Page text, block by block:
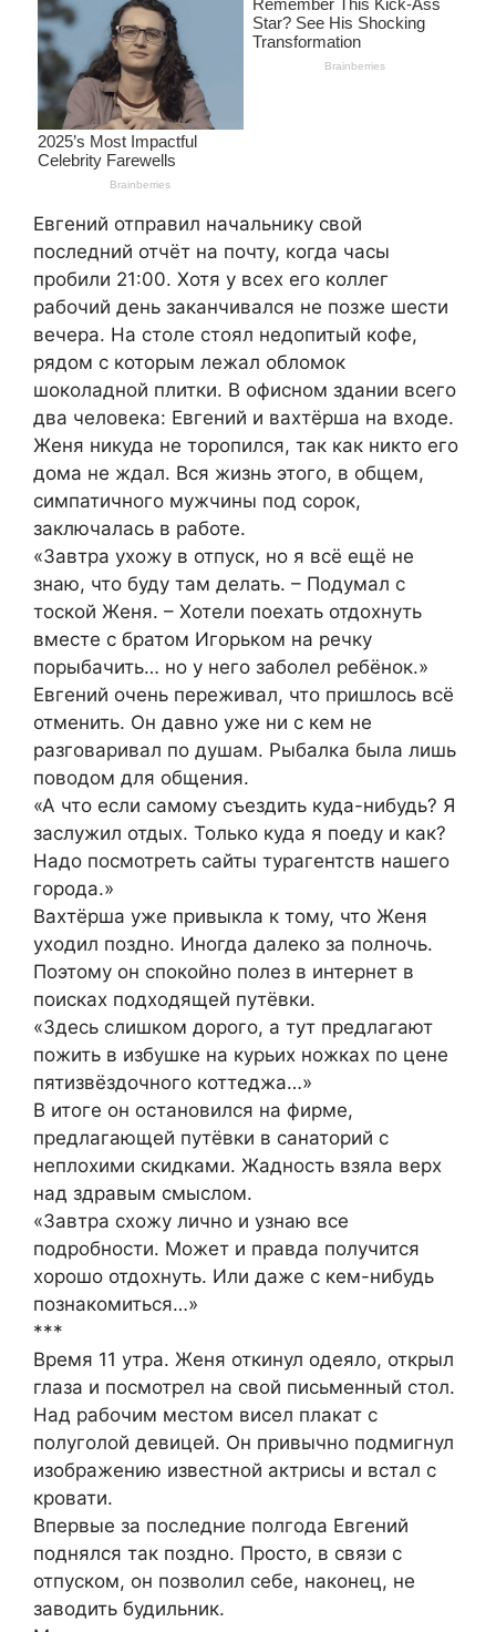
Евгений отправил начальнику свой
последний отчёт на почту, когда часы
пробили 21:00. Хотя у всех его коллег
рабочий день заканчивался не позже шести
вечера. На столе стоял недопитый кофе,
рядом с которым лежал обломок
шоколадной плитки. В офисном здании всего
два человека: Евгений и вахтёрша на входе.
Женя никуда не торопился, так как никто его
дома не ждал. Вся жизнь этого, в общем,
симпатичного мужчины под сорок,
заключалась в работе.
«Завтра ухожу в отпуск, но я всё ещё не
знаю, что буду там делать. – Подумал с
тоской Женя. – Хотели поехать отдохнуть
вместе с братом Игорьком на речку
порыбачить… но у него заболел ребёнок.»
Евгений очень переживал, что пришлось всё
отменить. Он давно уже ни с кем не
разговаривал по душам. Рыбалка была лишь
поводом для общения.
«А что если самому съездить куда-нибудь? Я
заслужил отдых. Только куда я поеду и как?
Надо посмотреть сайты турагентств нашего
города.»
Вахтёрша уже привыкла к тому, что Женя
уходил поздно. Иногда далеко за полночь.
Поэтому он спокойно полез в интернет в
поисках подходящей путёвки.
«Здесь слишком дорого, а тут предлагают
пожить в избушке на курьих ножках по цене
пятизвёздочного коттеджа…»
В итоге он остановился на фирме,
предлагающей путёвки в санаторий с
неплохими скидками. Жадность взяла верх
над здравым смыслом.
«Завтра схожу лично и узнаю все
подробности. Может и правда получится
хорошо отдохнуть. Или даже с кем-нибудь
познакомиться…»
***
Время 11 утра. Женя откинул одеяло, открыл
глаза и посмотрел на свой письменный стол.
Над рабочим местом висел плакат с
полуголой девицей. Он привычно подмигнул
изображению известной актрисы и встал с
кровати.
Впервые за последние полгода Евгений
поднялся так поздно. Просто, в связи с
отпуском, он позволил себе, наконец, не
заводить будильник.